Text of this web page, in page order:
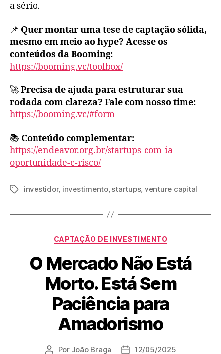
a sério.
📌 Quer montar uma tese de captação sólida,
mesmo em meio ao hype? Acesse os
conteúdos da Booming:
https://booming.vc/toolbox/
🚀Precisa de ajuda para estruturar sua
rodada com clareza? Fale com nosso time:
https://booming.vc/#form
📚 Conteúdo complementar:
https://endeavor.org.br/startups-com-ia-
oportunidade-e-risco/
investidor, investimento, startups, venture capital
CAPTAÇÃO DE INVESTIMENTO
O Mercado Não Está
Morto. Está Sem
Paciência para
Amadorismo
Por João Braga
12/05/2025